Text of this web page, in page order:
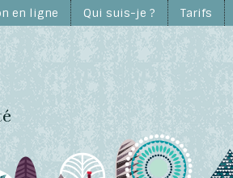
en ligne Qui suis-je ? Tarifs